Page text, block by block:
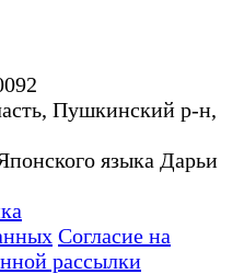
Пушкинский р-н,
языка Дарьи
Согласие на
рассылки